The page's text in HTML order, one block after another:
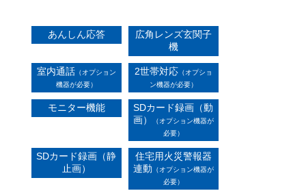
機
機器が必要）
2世帯対応（オプショ
ン機器が必要）
モニター機能
SDカード録画（動
画）（オプション機器が
必要）
止画）
住宅用火災警報器
連動（オプション機器が
必要）
非常ボタン対応